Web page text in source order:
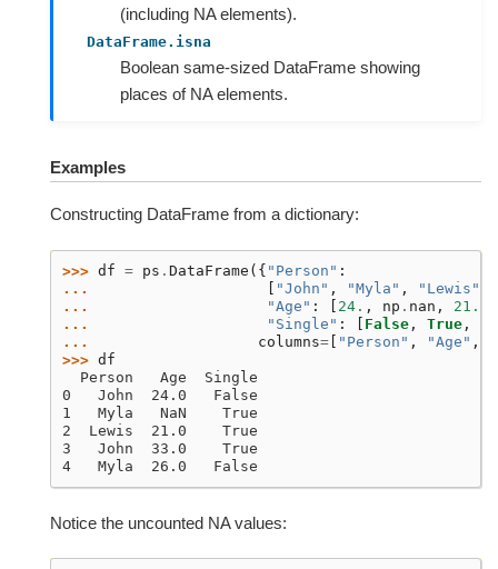
(including NA elements).
DataFrame.isna
Boolean same-sized DataFrame showing
places of NA elements.
Examples
Constructing DataFrame from a dictionary:
>>> df = ps . DataFrame ({ "Person" :
...
"John" , "Myla" , "Lewis"
...
"Age" : 24. , np . nan , 21.
...
"Single" : False , True ,
...
columns= "Person" , "Age" ,
>>> df
  Person   Age  Single
0   John  24.0   False
1   Myla   NaN    True
2  Lewis  21.0    True
3   John  33.0    True
4   Myla  26.0   False
Notice the uncounted NA values: